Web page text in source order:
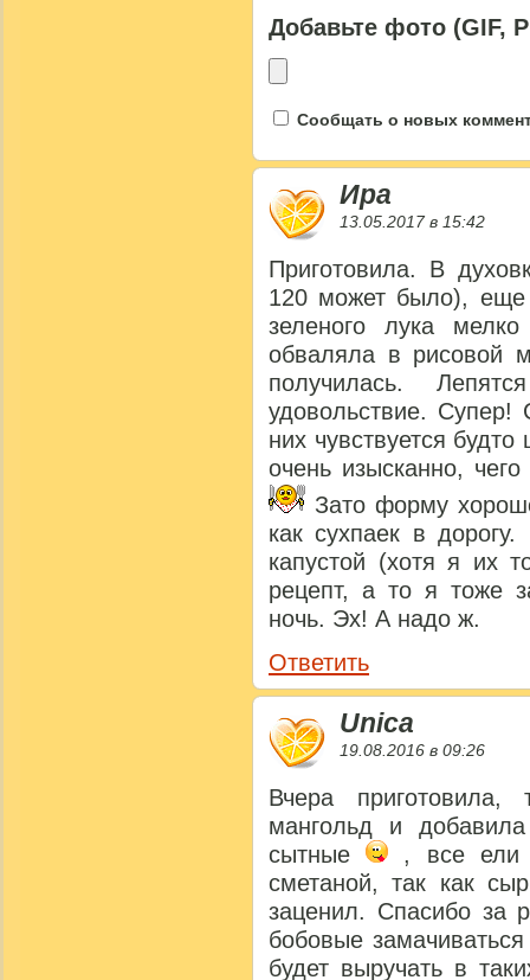
Добавьте фото (GIF,
Сообщать о новых
Ира
13.05.2017 в 15:42
Приготовила. В
120 может было), еще
зеленого лука
обваляла в рисовой
получилась.
удовольствие.
них чувствуется
очень изысканно,
Зато форму
как сухпаек в
капустой (хотя я их
рецепт, а то я тоже
ночь. Эх! А надо ж.
Ответить
Unica
19.08.2016 в 09:26
Вчера
мангольд и
сытные
, все ели
сметаной, так как
заценил. Спасибо за
бобовые
будет выручать в